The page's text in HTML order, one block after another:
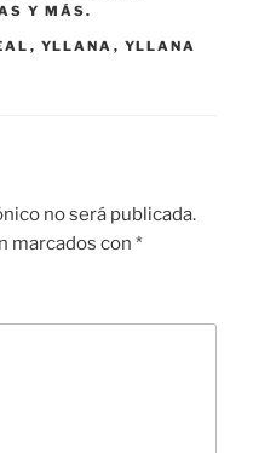
Y MÁS.
, YLLANA , YLLANA
no será publicada.
marcados con *